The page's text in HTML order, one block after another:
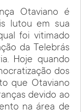
Otaviano é
lutou em sua
foi vitimado
da Telebrás
Hoje quando
dos
que Otaviano
devido ao
na área de